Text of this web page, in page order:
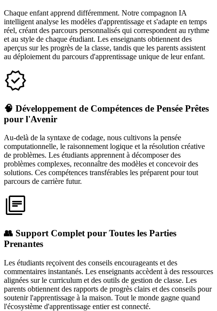
Chaque enfant apprend différemment. Notre compagnon IA
intelligent analyse les modèles d'apprentissage et s'adapte en temps
réel, créant des parcours personnalisés qui correspondent au rythme
et au style de chaque étudiant. Les enseignants obtiennent des
aperçus sur les progrès de la classe, tandis que les parents assistent
au déploiement du parcours d'apprentissage unique de leur enfant.
🧠 Développement de Compétences de Pensée Prêtes
pour l'Avenir
Au-delà de la syntaxe de codage, nous cultivons la pensée
computationnelle, le raisonnement logique et la résolution créative
de problèmes. Les étudiants apprennent à décomposer des
problèmes complexes, reconnaître des modèles et concevoir des
solutions. Ces compétences transférables les préparent pour tout
parcours de carrière futur.
👥 Support Complet pour Toutes les Parties
Prenantes
Les étudiants reçoivent des conseils encourageants et des
commentaires instantanés. Les enseignants accèdent à des ressources
alignées sur le curriculum et des outils de gestion de classe. Les
parents obtiennent des rapports de progrès clairs et des conseils pour
soutenir l'apprentissage à la maison. Tout le monde gagne quand
l'écosystème d'apprentissage entier est connecté.